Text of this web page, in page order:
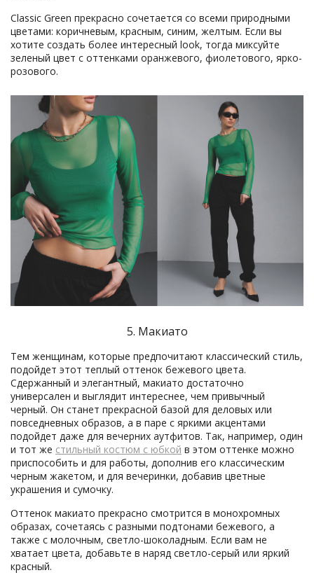
Classic Green прекрасно сочетается со всеми природными
цветами: коричневым, красным, синим, желтым. Если вы
хотите создать более интересный look, тогда миксуйте
зеленый цвет с оттенками оранжевого, фиолетового, ярко-
розового.
5. Макиато
Тем женщинам, которые предпочитают классический стиль,
подойдет этот теплый оттенок бежевого цвета.
Сдержанный и элегантный, макиато достаточно
универсален и выглядит интереснее, чем привычный
черный. Он станет прекрасной базой для деловых или
повседневных образов, а в паре с яркими акцентами
подойдет даже для вечерних аутфитов. Так, например, один
и тот же стильный костюм с юбкой в этом оттенке можно
приспособить и для работы, дополнив его классическим
черным жакетом, и для вечеринки, добавив цветные
украшения и сумочку.
Оттенок макиато прекрасно смотрится в монохромных
образах, сочетаясь с разными подтонами бежевого, а
также с молочным, светло-шоколадным. Если вам не
хватает цвета, добавьте в наряд светло-серый или яркий
красный.